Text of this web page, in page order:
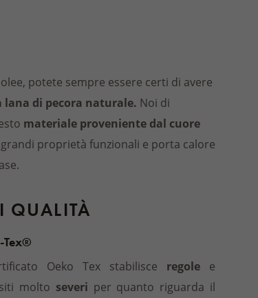
potete sempre essere certi di avere
lana di pecora naturale. Noi di
materiale proveniente dal cuore
proprietà funzionali e porta calore
QUALITÀ
Tex®
Oeko Tex stabilisce regole e
molto severi per quanto riguarda il